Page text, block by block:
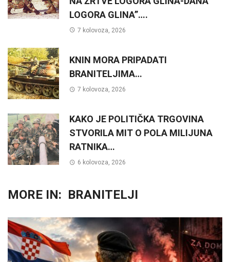
LOGORA GLINA”….
7 kolovoza, 2026
KNIN MORA PRIPADATI
BRANITELJIMA…
7 kolovoza, 2026
KAKO JE POLITIČKA TRGOVINA
STVORILA MIT O POLA MILIJUNA
RATNIKA…
6 kolovoza, 2026
MORE IN: BRANITELJI